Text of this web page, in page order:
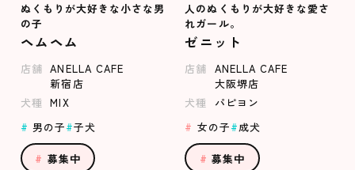
ぬくもりが大好きな小さな男
の子
ヘムヘム
店舗 ANELLA CAFE
新宿店
犬種
MIX
男の子
子犬
募集中
人のぬくもりが大好きな愛さ
れガール。
ゼニット
店舗 ANELLA CAFE
大阪堺店
犬種
パピヨン
女の子
成犬
募集中